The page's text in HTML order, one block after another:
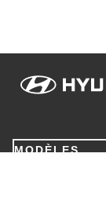
MODÈLES